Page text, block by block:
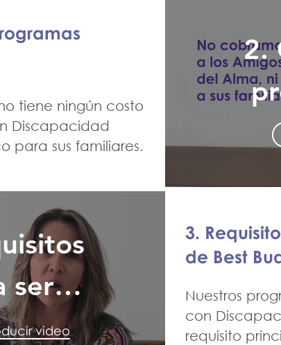
tiene ningún costo
Discapacidad
para sus familiares.
ser
Best
video
2.
3.
de Best
Nuestros
con
requisito